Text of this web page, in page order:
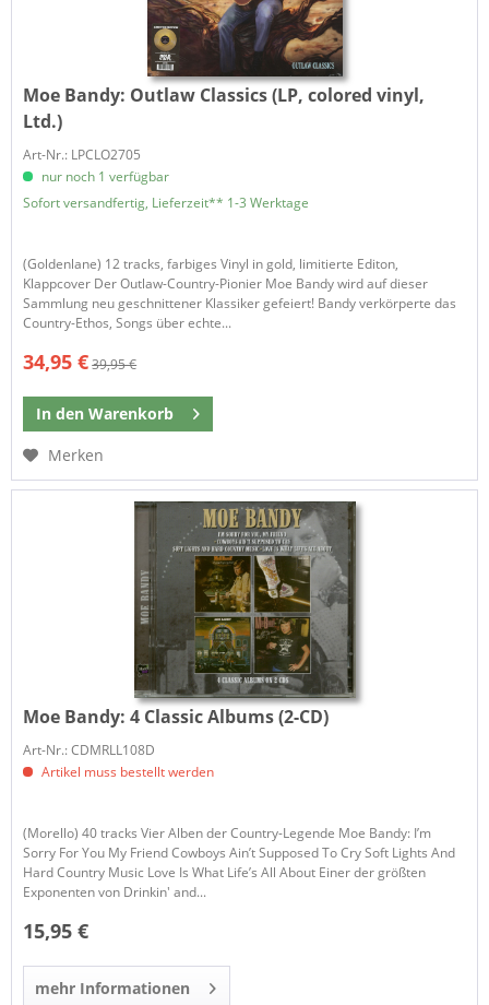
Moe Bandy: Outlaw Classics (LP, colored vinyl,
Ltd.)
Art-Nr.: LPCLO2705
nur noch 1 verfügbar
Sofort versandfertig, Lieferzeit** 1-3 Werktage
(Goldenlane) 12 tracks, farbiges Vinyl in gold, limitierte Editon,
Klappcover Der Outlaw-Country-Pionier Moe Bandy wird auf dieser
Sammlung neu geschnittener Klassiker gefeiert! Bandy verkörperte das
Country-Ethos, Songs über echte...
34,95 €39,95 €
In den Warenkorb
Merken
Moe Bandy: 4 Classic Albums (2-CD)
Art-Nr.: CDMRLL108D
Artikel muss bestellt werden
(Morello) 40 tracks Vier Alben der Country-Legende Moe Bandy: I’m
Sorry For You My Friend Cowboys Ain’t Supposed To Cry Soft Lights And
Hard Country Music Love Is What Life’s All About Einer der größten
Exponenten von Drinkin' and...
15,95 €
mehr Informationen